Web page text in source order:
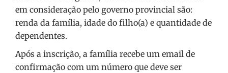
em consideração pelo governo provincial são:
renda da família, idade do filho(a) e quantidade de
dependentes.
Após a inscrição, a família recebe um email de
confirmação com um número que deve ser